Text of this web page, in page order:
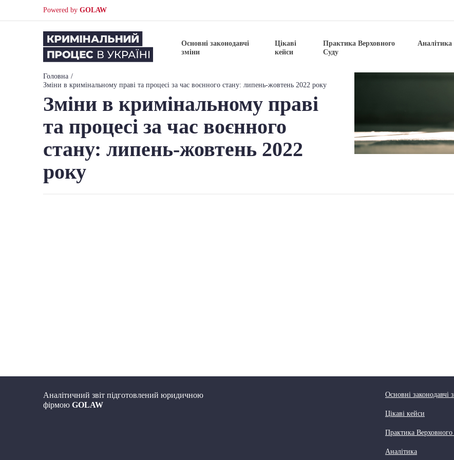
Powered by GOLAW
Основні законодавчі
зміни
Цікаві
кейси
Практика Верховного
Суду
Аналітика
Головна
Зміни в кримінальному праві та процесі за час воєнного стану: липень-жовтень 2022 року
Зміни в кримінальному праві
та процесі за час воєнного
стану: липень-жовтень 2022
року
Аналітичний звіт підготовлений юридичною
фірмою GOLAW
Основні законодавчі
Цікаві кейси
Практика
Аналітика